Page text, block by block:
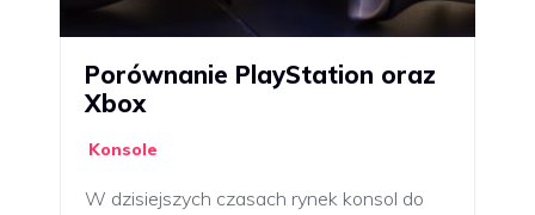
Porównanie PlayStation oraz
Xbox
Konsole
W dzisiejszych czasach rynek konsol do